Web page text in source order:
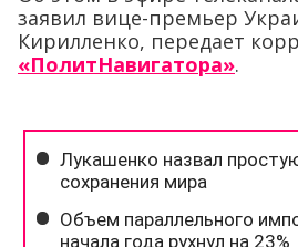
заявил вице-премьер
Кирилленко, передает
«ПолитНавигатора».